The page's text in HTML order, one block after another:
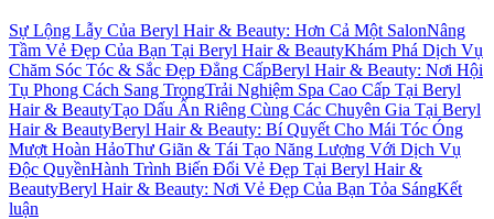
Sự Lộng Lẫy Của Beryl Hair & Beauty: Hơn Cả Một SalonNâng
Tầm Vẻ Đẹp Của Bạn Tại Beryl Hair & BeautyKhám Phá Dịch Vụ
Chăm Sóc Tóc & Sắc Đẹp Đẳng CấpBeryl Hair & Beauty: Nơi Hội
Tụ Phong Cách Sang TrọngTrải Nghiệm Spa Cao Cấp Tại Beryl
Hair & BeautyTạo Dấu Ấn Riêng Cùng Các Chuyên Gia Tại Beryl
Hair & BeautyBeryl Hair & Beauty: Bí Quyết Cho Mái Tóc Óng
Mượt Hoàn HảoThư Giãn & Tái Tạo Năng Lượng Với Dịch Vụ
Độc QuyềnHành Trình Biến Đổi Vẻ Đẹp Tại Beryl Hair &
BeautyBeryl Hair & Beauty: Nơi Vẻ Đẹp Của Bạn Tỏa SángKết
luận